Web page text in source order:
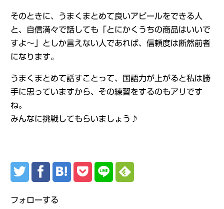
そのときに、うまくまとめて良いアピールをできる人
と、自信満々で話しても「とにかくうちの商品はいいで
すよ～」としか言えない人であれば、信頼度は断然前者
になります。
うまくまとめて話すことって、国語力が上がると私は勝
手に思っていますから、その練習をするのもアリです
ね。
みんなに挑戦してもらいましょう♪
フォローする